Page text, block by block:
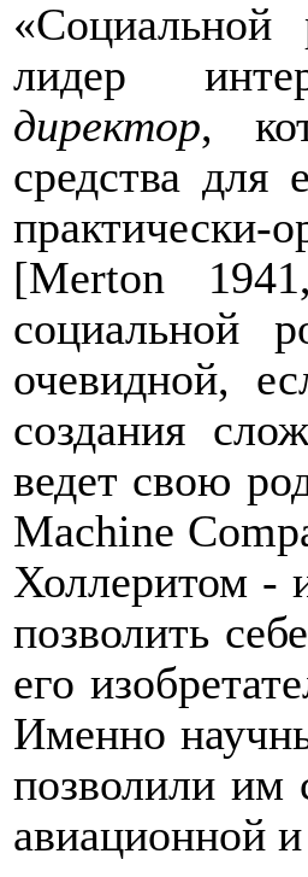
«Социальной
лидер
директор,
средства для
[Merton
социальной
очевидной,
создания
ведет свою
Machine
Холлеритом -
позволить
его
Именно
позволили им
авиационной